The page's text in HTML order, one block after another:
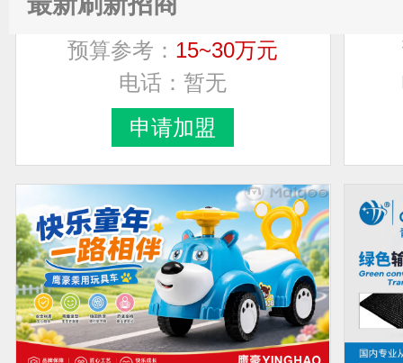
预算参考：
电话：暂无
申请加盟